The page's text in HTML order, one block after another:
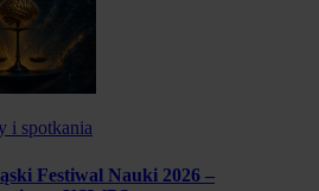
i spotkania
Festiwal Nauki 2026 –